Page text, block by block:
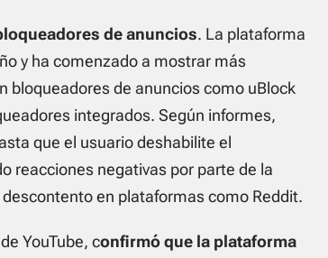
de anuncios. La plataforma
y ha comenzado a mostrar más
bloqueadores de anuncios como uBlock
integrados. Según informes,
que el usuario deshabilite el
reacciones negativas por parte de la
en plataformas como Reddit.
YouTube, confirmó que la plataforma